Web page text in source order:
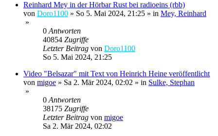
Reinhard Mey in der Hörbar Rust bei radioeins (rbb)
von Doro1100 » So 5. Mai 2024, 21:25 » in Mey, Reinhard
»
0Antworten
40854 Zugriffe
Letzter Beitrag von Doro1100
So 5. Mai 2024, 21:25
Video "Belsazar" mit Text von Heinrich Heine veröffentlicht
von migoe » Sa 2. Mär 2024, 02:02 » in Sulke, Stephan
»
0Antworten
38175 Zugriffe
Letzter Beitrag von migoe
Sa 2. Mär 2024, 02:02